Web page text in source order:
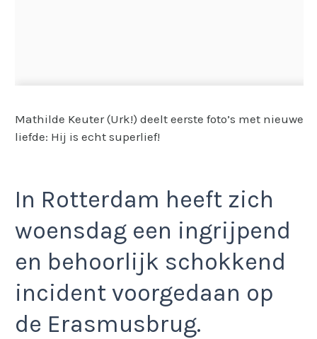
Mathilde Keuter (Urk!) deelt eerste foto’s met nieuwe
liefde: Hij is echt superlief!
In Rotterdam heeft zich
woensdag een ingrijpend
en behoorlijk schokkend
incident voorgedaan op
de Erasmusbrug.